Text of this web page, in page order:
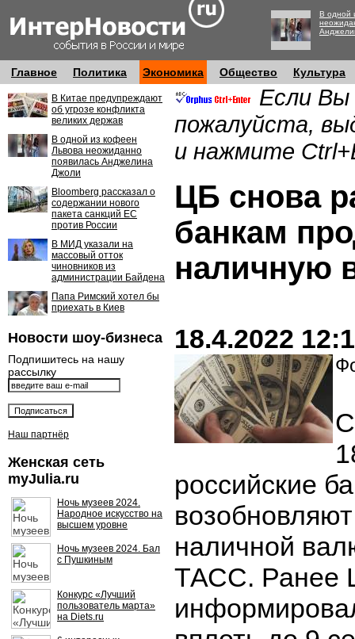
В одной
Главное Политика Экономика Общество Культура
В Китае предупреждают
об угрозе конфликта
великих держав
В одной из кофеен
Львова неожиданно
появилась Анджелина
Джоли
Bloomberg рассказал о
содержании нового
пакета санкций ЕС
против России
В МИД указали на
массовый отток
чиновников из
администрации Байдена
Папа Римский хотел бы
приехать в Киев
Новости шоу-бизнеса
Подпишитесь на нашу
рассылку
Наш партнёр
Женская сеть
myJulia.ru
Ночь музеев 2024.
Народное искусство на
высшем уровне
Ночь музеев 2024. Бал
с Пушкиным
Конкурс «Лучший
пользователь марта»
на Diets.ru
Если Вы
пожалуйста,
и нажмите
ЦБ снова
банкам
наличную
18.4.2022
российские
наличной
ТАСС. Ранее